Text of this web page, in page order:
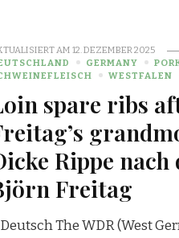
AM12. DEZEMBER 2025
GERMANY
WESTFALEN
spare ribs
Rippe nach
Freitag
The WDR (West